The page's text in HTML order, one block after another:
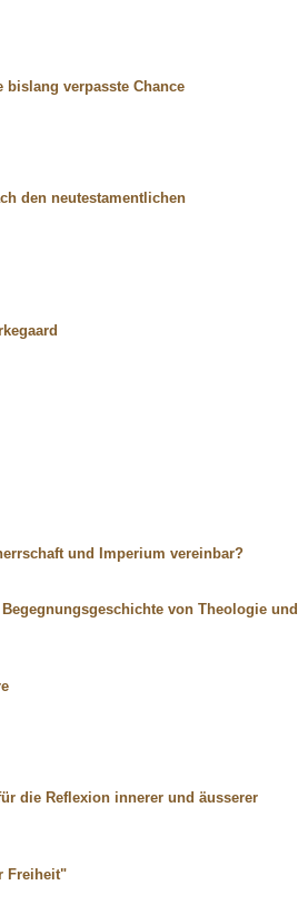
verpasste Chance
den neutestamentlichen
und Imperium vereinbar?
von Theologie und
die Reflexion innerer und äusserer
Freiheit"